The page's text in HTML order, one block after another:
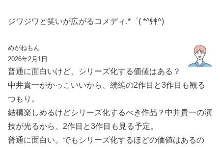
ジワジワと笑いが広がるコメディ.*゜( *^艸^)
めがねもん
2026年2月1日
普通に面白いけど、シリーズ化する価値はある？
中井貴一がかっこいいから、続編の2作目と3作目も観る
つもり。
結構楽しめるけどシリーズ化するべき作品？中井貴一の演
技が光るから、2作目と3作目も見る予定。
普通に面白い。でもシリーズ化するほどの価値はあるの